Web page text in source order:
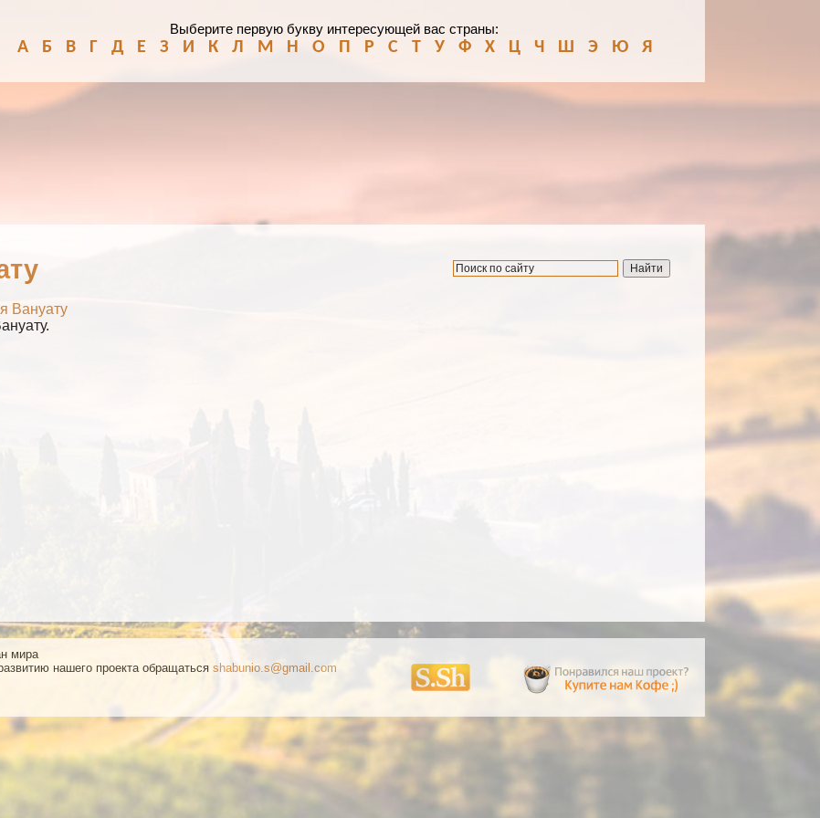
Выберите первую букву интересующей вас страны:
А Б В Г Д Е З И К Л М Н О П Р С Т У Ф Х Ц Ч Ш Э Ю Я
Вануату
мира
нашего проекта обращаться shabunio.s@gmail.com